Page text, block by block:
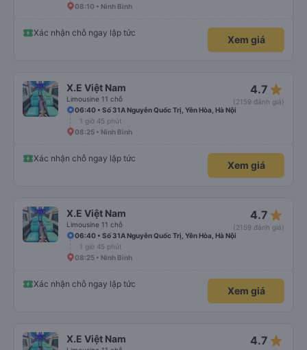
08:10 • Ninh Bình
Xác nhận chỗ ngay lập tức
Xem giá
X.E Việt Nam
Limousine 11 chỗ
4.7 star_rate
(2159 đánh giá)
06:40 • Số 31A Nguyễn Quốc Trị, Yên Hòa, Hà Nội
1 giờ 45 phút
08:25 • Ninh Bình
Xác nhận chỗ ngay lập tức
Xem giá
X.E Việt Nam
Limousine 11 chỗ
4.7 star_rate
(2159 đánh giá)
06:40 • Số 31A Nguyễn Quốc Trị, Yên Hòa, Hà Nội
1 giờ 45 phút
08:25 • Ninh Bình
Xác nhận chỗ ngay lập tức
Xem giá
X.E Việt Nam 4.7 star_rate